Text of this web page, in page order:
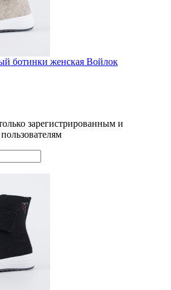
ботинки женская Войлок
зарегистрированным и